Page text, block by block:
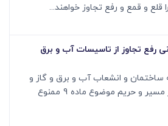
و قمع و رفع تجاوز خواهند...
قانونی رفع تجاوز از تاسیسات آب و برق
پروانه ساختمان و انشعاب آب و برق و گاز و
سایر خدمات شهری در مسیر و حریم موضوع ماده 9 ممنوع